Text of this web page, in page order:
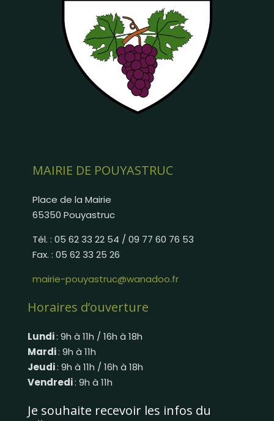
MAIRIE DE POUYASTRUC
Place de la Mairie
65350 Pouyastruc
Tél. : 05 62 33 22 54 / 09 77 60 76 53
Fax. : 05 62 33 25 26
mairie-pouyastruc@wanadoo.fr
Horaires d’ouverture
Lundi: 9h à 11h / 16h à 18h
Mardi: 9h à 11h
Jeudi: 9h à 11h / 16h à 18h
Vendredi: 9h à 11h
Je souhaite recevoir les infos du